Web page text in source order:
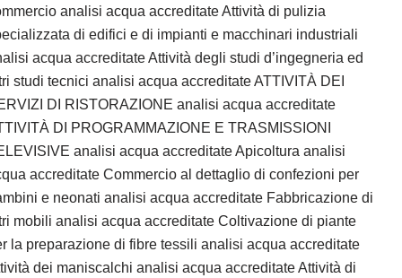
analisi acqua accreditate Attività di pulizia
di edifici e di impianti e macchinari industriali
acqua accreditate Attività degli studi d’ingegneria ed
studi tecnici analisi acqua accreditate ATTIVITÀ DEI
DI RISTORAZIONE analisi acqua accreditate
DI PROGRAMMAZIONE E TRASMISSIONI
analisi acqua accreditate Apicoltura analisi
accreditate Commercio al dettaglio di confezioni per
e neonati analisi acqua accreditate Fabbricazione di
mobili analisi acqua accreditate Coltivazione di piante
la preparazione di fibre tessili analisi acqua accreditate
dei maniscalchi analisi acqua accreditate Attività di